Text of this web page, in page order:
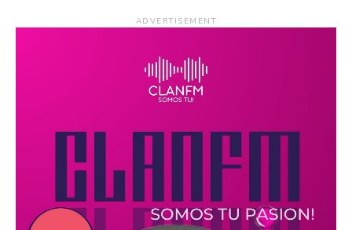
ADVERTISEMENT